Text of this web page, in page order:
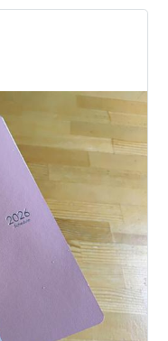
売したら買おうか
ろうか